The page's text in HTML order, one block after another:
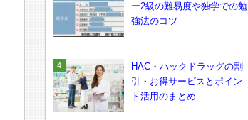
ー2級の難易度や独学での勉
強法のコツ
HAC・ハックドラッグの割
引・お得サービスとポイン
ト活用のまとめ